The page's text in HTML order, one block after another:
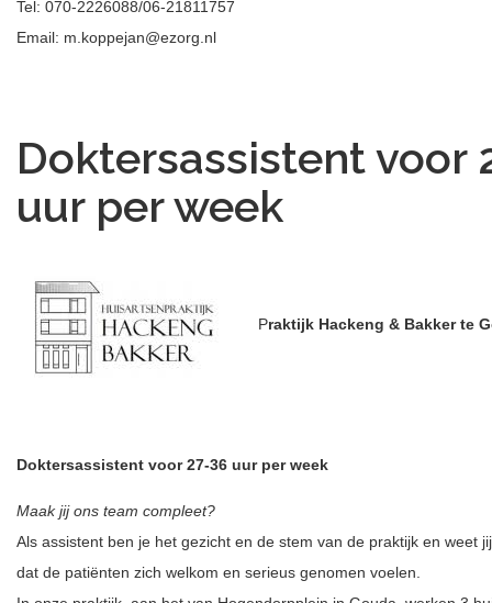
Tel: 070-2226088/06-21811757
Email: m.koppejan@ezorg.nl
Doktersassistent voor
uur per week
Praktijk Hackeng & Bakker te
Doktersassistent voor 27-36 uur per week
Maak jij ons team compleet?
Als assistent ben je het gezicht en de stem van de praktijk en weet
dat de patiënten zich welkom en serieus genomen voelen.